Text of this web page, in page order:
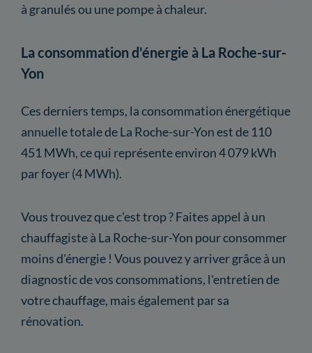
à granulés ou une pompe à chaleur.
La consommation d'énergie à La Roche-sur-
Yon
Ces derniers temps, la consommation énergétique
annuelle totale de La Roche-sur-Yon est de 110
451 MWh, ce qui représente environ 4 079 kWh
par foyer (4 MWh).
Vous trouvez que c'est trop ? Faites appel à un
chauffagiste à La Roche-sur-Yon pour consommer
moins d'énergie ! Vous pouvez y arriver grâce à un
diagnostic de vos consommations, l'entretien de
votre chauffage, mais également par sa
rénovation.